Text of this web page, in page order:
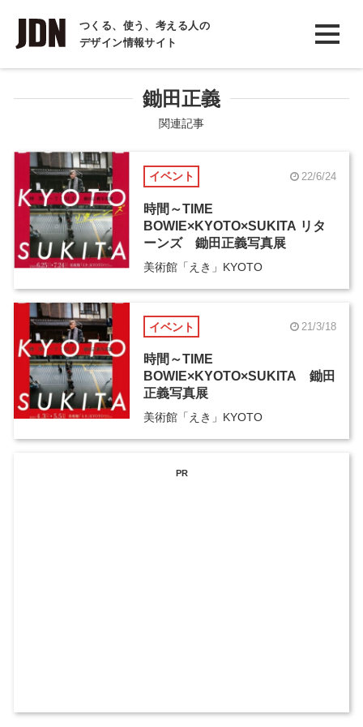
つくる、使う、考える人の
デザイン情報サイト
INTERVIEW
インタビュー
COLUMN
コラム
鋤田正義
関連記事
イベント 22/6/24
時間～TIME
BOWIE×KYOTO×SUKITA リタ
ーンズ 鋤田正義写真展
美術館「えき」KYOTO
イベント 21/3/18
時間～TIME
BOWIE×KYOTO×SUKITA 鋤田
正義写真展
美術館「えき」KYOTO
PR